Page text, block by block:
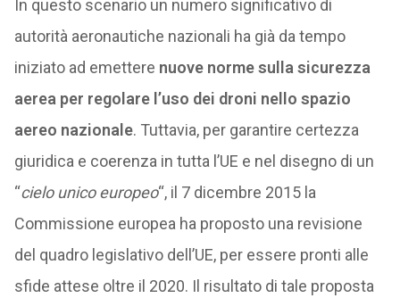
In questo scenario un numero significativo di
autorità aeronautiche nazionali ha già da tempo
iniziato ad emettere nuove norme sulla sicurezza
aerea per regolare l’uso dei droni nello spazio
aereo nazionale. Tuttavia, per garantire certezza
giuridica e coerenza in tutta l’UE e nel disegno di un
“cielo unico europeo“, il 7 dicembre 2015 la
Commissione europea ha proposto una revisione
del quadro legislativo dell’UE, per essere pronti alle
sfide attese oltre il 2020. Il risultato di tale proposta